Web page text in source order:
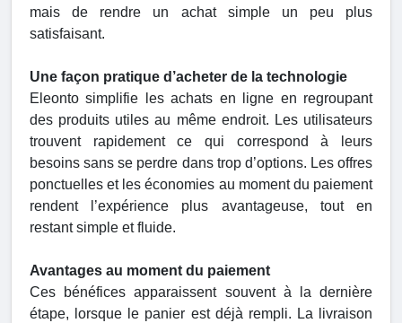
mais de rendre un achat simple un peu plus
satisfaisant.
Une façon pratique d’acheter de la technologie
Eleonto simplifie les achats en ligne en regroupant
des produits utiles au même endroit. Les utilisateurs
trouvent rapidement ce qui correspond à leurs
besoins sans se perdre dans trop d’options. Les offres
ponctuelles et les économies au moment du paiement
rendent l’expérience plus avantageuse, tout en
restant simple et fluide.
Avantages au moment du paiement
Ces bénéfices apparaissent souvent à la dernière
étape, lorsque le panier est déjà rempli. La livraison